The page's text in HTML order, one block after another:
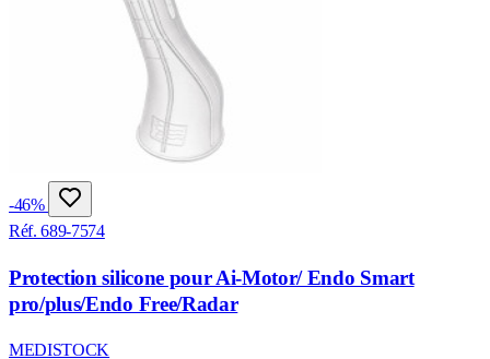
-46%
Réf. 689-7574
Protection silicone pour Ai-Motor/ Endo Smart
pro/plus/Endo Free/Radar
MEDISTOCK